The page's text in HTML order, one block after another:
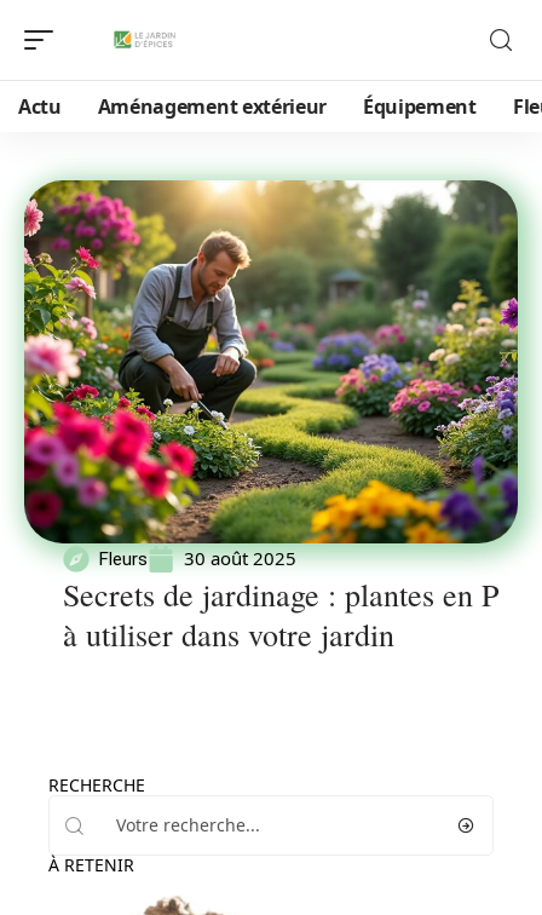
Actu Aménagement extérieur Équipement
Fleurs 30 août 2025
Secrets de jardinage : plantes en P
à utiliser dans votre jardin
RECHERCHE
À RETENIR